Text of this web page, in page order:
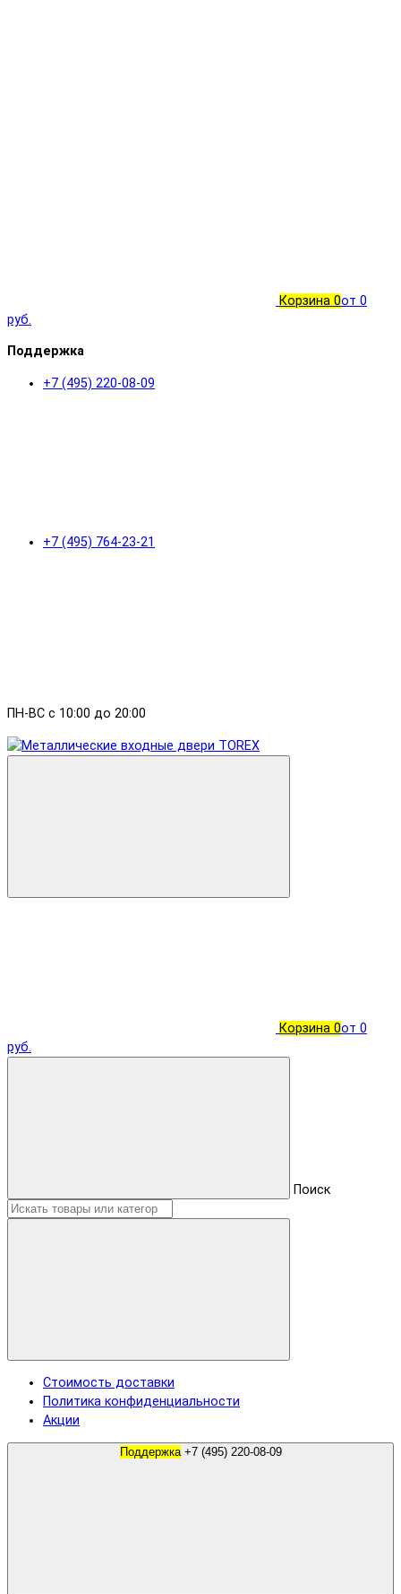
Корзина 0от 0
руб.
Поддержка
+7 (495) 220-08-09
+7 (495) 764-23-21
ПН-ВС с 10:00 до 20:00
Корзина 0от 0
руб.
Поиск
Стоимость доставки
Политика конфиденциальности
Акции
Поддержка +7 (495) 220-08-09